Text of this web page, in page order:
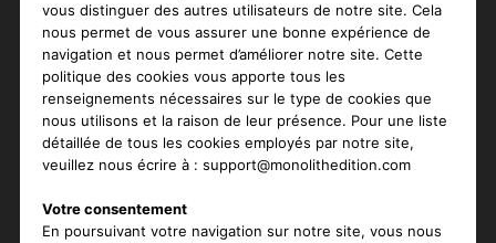
vous distinguer des autres utilisateurs de notre site. Cela
nous permet de vous assurer une bonne expérience de
navigation et nous permet d’améliorer notre site. Cette
politique des cookies vous apporte tous les
renseignements nécessaires sur le type de cookies que
nous utilisons et la raison de leur présence. Pour une liste
détaillée de tous les cookies employés par notre site,
veuillez nous écrire à : support@monolithedition.com
Votre consentement
En poursuivant votre navigation sur notre site, vous nous